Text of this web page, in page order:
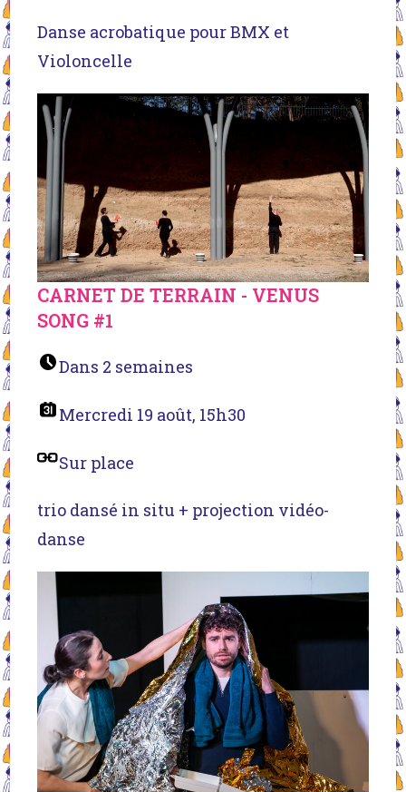
Danse acrobatique pour BMX et
Violoncelle
CARNET DE TERRAIN - VENUS
SONG #1
Dans 2 semaines
Mercredi 19 août, 15h30
Sur place
trio dansé in situ + projection vidéo-
danse